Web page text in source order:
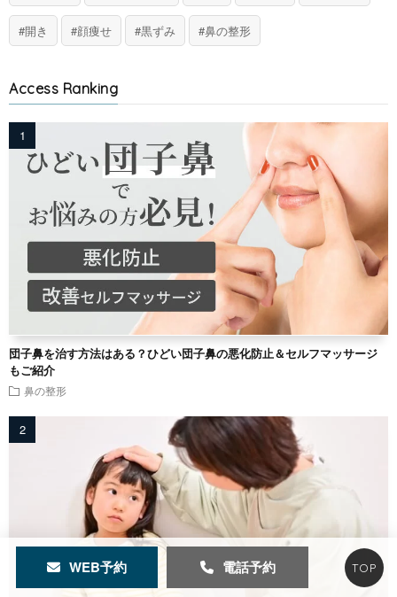
開き 顔痩せ 黒ずみ 鼻の整形
Access Ranking
団子鼻を治す方法はある？ひどい団子鼻の悪化防止＆セルフマッサージ
もご紹介
鼻の整形
WEB予約 電話予約 TOP